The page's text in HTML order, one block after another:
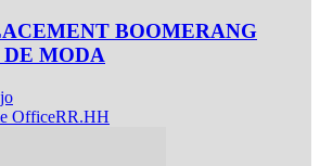
BOOMERANG
DE MODA
OfficeRR.HH